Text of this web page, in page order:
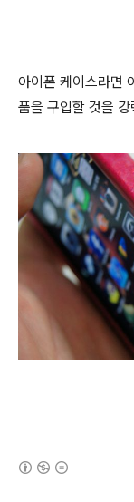
아이폰 케이스라면
품을 구입할 것을